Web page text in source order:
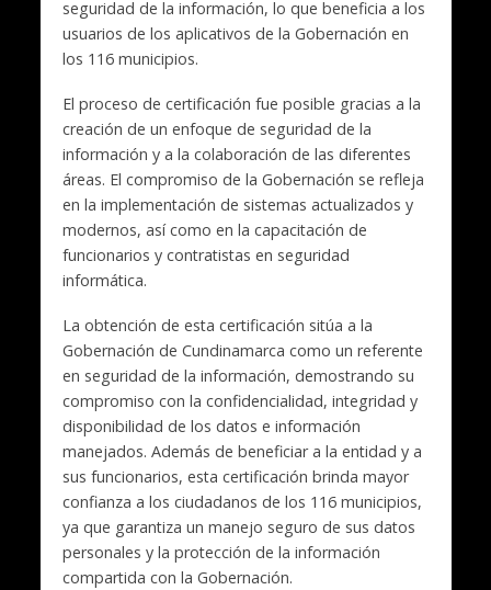
seguridad de la información, lo que beneficia a los
usuarios de los aplicativos de la Gobernación en
los 116 municipios.
El proceso de certificación fue posible gracias a la
creación de un enfoque de seguridad de la
información y a la colaboración de las diferentes
áreas. El compromiso de la Gobernación se refleja
en la implementación de sistemas actualizados y
modernos, así como en la capacitación de
funcionarios y contratistas en seguridad
informática.
La obtención de esta certificación sitúa a la
Gobernación de Cundinamarca como un referente
en seguridad de la información, demostrando su
compromiso con la confidencialidad, integridad y
disponibilidad de los datos e información
manejados. Además de beneficiar a la entidad y a
sus funcionarios, esta certificación brinda mayor
confianza a los ciudadanos de los 116 municipios,
ya que garantiza un manejo seguro de sus datos
personales y la protección de la información
compartida con la Gobernación.